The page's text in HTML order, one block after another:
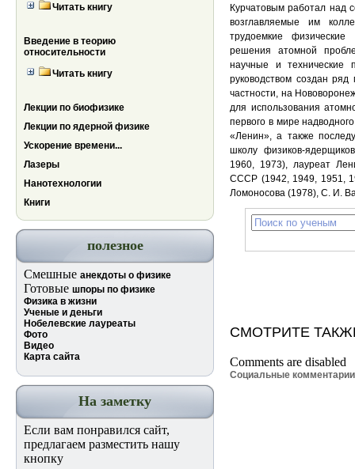
Читать книгу
Введение в теорию
относительности
Читать книгу
Лекции по биофизике
Лекции по ядерной физике
Ускорение времени...
Лазеры
Нанотехнологии
Книги
полезное
Смешные анекдоты о физике
Готовые шпоры по физике
Физика в жизни
Ученые и деньги
Нобелевские лауреаты
Фото
Видео
Карта сайта
На заметку
Если вам понравился сайт,
предлагаем разместить нашу
кнопку
Курчатовым работал над
возглавляемые им
трудоемкие
решения атомной
научные и технические
руководством создан
частности, на
для использования
первого в мире
«Ленин», а также
школу физиков-
1960, 1973), лауреат
СССР (1942, 1949, 1951,
Ломоносова (1978), С. И.
СМОТРИТЕ
Comments are disabled
Социальные